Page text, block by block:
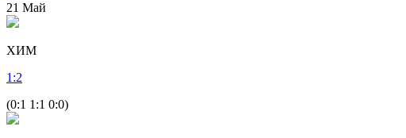
21 Май
ХИМ
1 :2
(0:1 1:1 0:0)